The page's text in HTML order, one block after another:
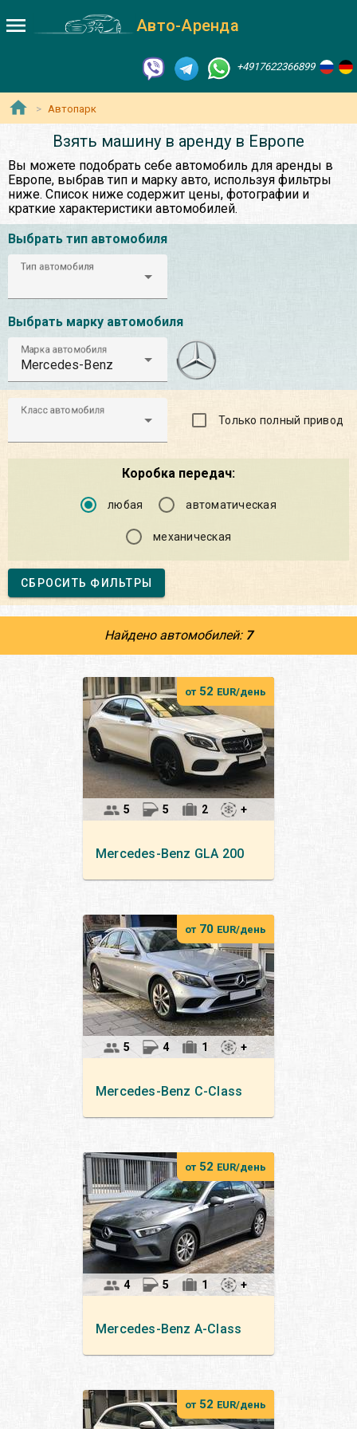
Авто-Аренда
+4917622366899
Автопарк
Взять машину в аренду в Европе
Вы можете подобрать себе автомобиль для аренды в
Европе, выбрав тип и марку авто, используя фильтры
ниже. Список ниже содержит цены, фотографии и
краткие характеристики автомобилей.
Выбрать тип автомобиля
Тип автомобиля
Выбрать марку автомобиля
Марка автомобиля
Mercedes-Benz
Класс автомобиля
Только полный привод
Коробка передач:
любая автоматическая
механическая
СБРОСИТЬ ФИЛЬТРЫ
Найдено автомобилей: 7
Mercedes-Benz GLA 200
от 52 EUR/день
5 5 2 +
Mercedes-Benz C-Class
от 70 EUR/день
5 4 1 +
Mercedes-Benz A-Class
от 52 EUR/день
4 5 1 +
от 52 EUR/день